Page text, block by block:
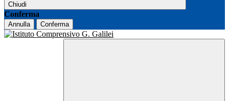
Chiudi
Conferma
Annulla Conferma